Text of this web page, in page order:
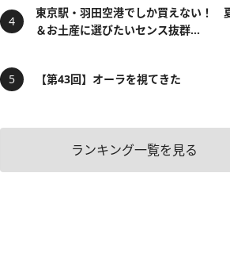
東京駅・羽田空港でしか買えない！
＆お土産に選びたいセンス抜群...
【第43回】オーラを視てきた
ランキング一覧を見る